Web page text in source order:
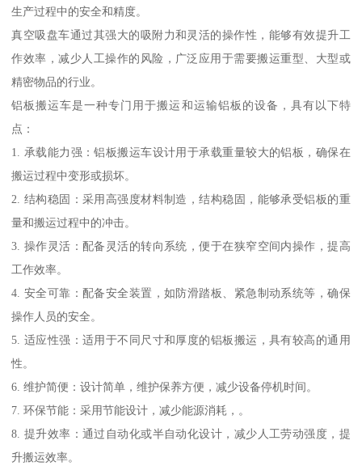
生产过程中的安全和精度。
真空吸盘车通过其强大的吸附力和灵活的操作性，能够有效提升工
作效率，减少人工操作的风险，广泛应用于需要搬运重型、大型或
精密物品的行业。
铝板搬运车是一种专门用于搬运和运输铝板的设备，具有以下特
点：
1. 承载能力强：铝板搬运车设计用于承载重量较大的铝板，确保在
搬运过程中变形或损坏。
2. 结构稳固：采用高强度材料制造，结构稳固，能够承受铝板的重
量和搬运过程中的冲击。
3. 操作灵活：配备灵活的转向系统，便于在狭窄空间内操作，提高
工作效率。
4. 安全可靠：配备安全装置，如防滑踏板、紧急制动系统等，确保
操作人员的安全。
5. 适应性强：适用于不同尺寸和厚度的铝板搬运，具有较高的通用
性。
6. 维护简便：设计简单，维护保养方便，减少设备停机时间。
7. 环保节能：采用节能设计，减少能源消耗，。
8. 提升效率：通过自动化或半自动化设计，减少人工劳动强度，提
升搬运效率。